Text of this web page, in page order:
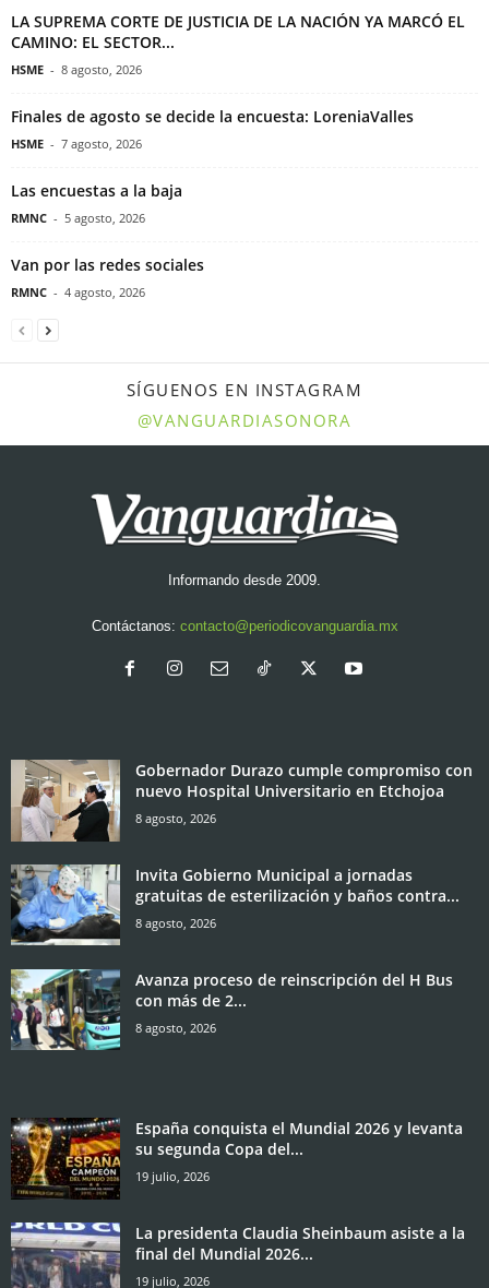
LA SUPREMA CORTE DE JUSTICIA DE LA NACIÓN YA MARCÓ EL
CAMINO: EL SECTOR...
HSME - 8 agosto, 2026
Finales de agosto se decide la encuesta: LoreniaValles
HSME - 7 agosto, 2026
Las encuestas a la baja
RMNC - 5 agosto, 2026
Van por las redes sociales
RMNC - 4 agosto, 2026
SÍGUENOS EN INSTAGRAM
@VANGUARDIASONORA
Informando desde 2009.
Contáctanos: contacto@periodicovanguardia.mx
Gobernador Durazo cumple compromiso con
nuevo Hospital Universitario en Etchojoa
8 agosto, 2026
Invita Gobierno Municipal a jornadas
gratuitas de esterilización y baños contra...
8 agosto, 2026
Avanza proceso de reinscripción del H Bus
con más de 2...
8 agosto, 2026
España conquista el Mundial 2026 y levanta
su segunda Copa del...
19 julio, 2026
La presidenta Claudia Sheinbaum asiste a la
final del Mundial 2026...
19 julio, 2026